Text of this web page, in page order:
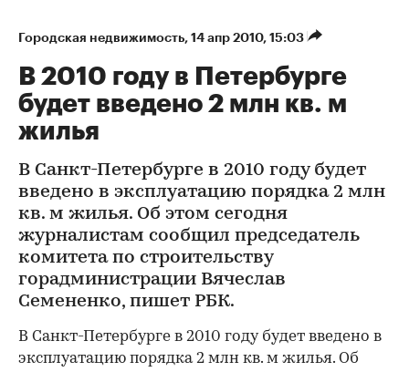
Городская недвижимость⁠, 14 апр 2010, 15:03
В 2010 году в Петербурге
будет введено 2 млн кв. м
жилья
В Санкт-Петербурге в 2010 году будет
введено в эксплуатацию порядка 2 млн
кв. м жилья. Об этом сегодня
журналистам сообщил председатель
комитета по строительству
горадминистрации Вячеслав
Семененко, пишет РБК.
В Санкт-Петербурге в 2010 году будет введено в
эксплуатацию порядка 2 млн кв. м жилья. Об